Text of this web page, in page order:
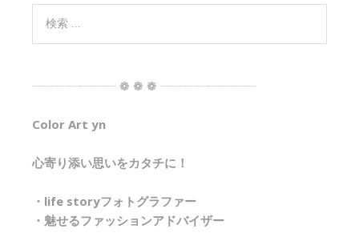
┈┈┈┈┈┈┈ ❁ ❁ ❁ ┈┈┈┈┈┈┈┈
Color Art yn
心寄り添い思いをカタチに！
・life storyフォトグラファー
・魅せるファッションアドバイザー